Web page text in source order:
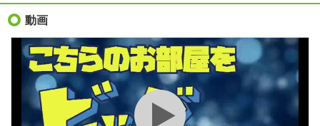
礼金（敷引・償
却金）
間取り / 専有面
1LDK/29.16m²
種別 / 構造 アパート 木造
動画